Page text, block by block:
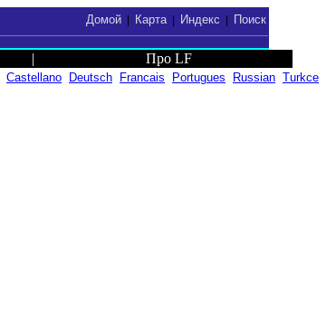
Домой| Карта| Индекс Поиск
| Про LF
Castellano Deutsch Francais Portugues Russian Turkce